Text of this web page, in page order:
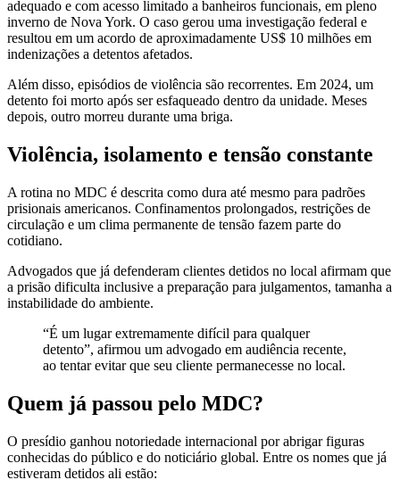
adequado e com acesso limitado a banheiros funcionais, em pleno
inverno de Nova York. O caso gerou uma investigação federal e
resultou em um acordo de aproximadamente US$ 10 milhões em
indenizações a detentos afetados.
Além disso, episódios de violência são recorrentes. Em 2024, um
detento foi morto após ser esfaqueado dentro da unidade. Meses
depois, outro morreu durante uma briga.
Violência, isolamento e tensão constante
A rotina no MDC é descrita como dura até mesmo para padrões
prisionais americanos. Confinamentos prolongados, restrições de
circulação e um clima permanente de tensão fazem parte do
cotidiano.
Advogados que já defenderam clientes detidos no local afirmam que
a prisão dificulta inclusive a preparação para julgamentos, tamanha a
instabilidade do ambiente.
“É um lugar extremamente difícil para qualquer
detento”, afirmou um advogado em audiência recente,
ao tentar evitar que seu cliente permanecesse no local.
Quem já passou pelo MDC?
O presídio ganhou notoriedade internacional por abrigar figuras
conhecidas do público e do noticiário global. Entre os nomes que já
estiveram detidos ali estão: